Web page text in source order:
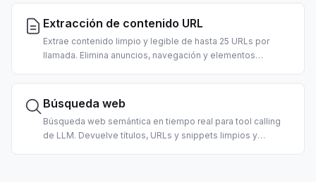
interpretación legal con IA.
Extracción de contenido URL
Extrae contenido limpio y legible de hasta 25 URLs por
llamada. Elimina anuncios, navegación y elementos
LLM. 2 créditos por URL.
Búsqueda web
Búsqueda web semántica en tiempo real para tool calling
de LLM. Devuelve títulos, URLs y snippets limpios y